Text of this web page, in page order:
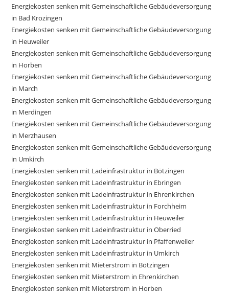
Energiekosten senken mit Gemeinschaftliche Gebäudeversorgung
in Bad Krozingen
Energiekosten senken mit Gemeinschaftliche Gebäudeversorgung
in Heuweiler
Energiekosten senken mit Gemeinschaftliche Gebäudeversorgung
in Horben
Energiekosten senken mit Gemeinschaftliche Gebäudeversorgung
in March
Energiekosten senken mit Gemeinschaftliche Gebäudeversorgung
in Merdingen
Energiekosten senken mit Gemeinschaftliche Gebäudeversorgung
in Merzhausen
Energiekosten senken mit Gemeinschaftliche Gebäudeversorgung
in Umkirch
Energiekosten senken mit Ladeinfrastruktur in Bötzingen
Energiekosten senken mit Ladeinfrastruktur in Ebringen
Energiekosten senken mit Ladeinfrastruktur in Ehrenkirchen
Energiekosten senken mit Ladeinfrastruktur in Forchheim
Energiekosten senken mit Ladeinfrastruktur in Heuweiler
Energiekosten senken mit Ladeinfrastruktur in Oberried
Energiekosten senken mit Ladeinfrastruktur in Pfaffenweiler
Energiekosten senken mit Ladeinfrastruktur in Umkirch
Energiekosten senken mit Mieterstrom in Bötzingen
Energiekosten senken mit Mieterstrom in Ehrenkirchen
Energiekosten senken mit Mieterstrom in Horben